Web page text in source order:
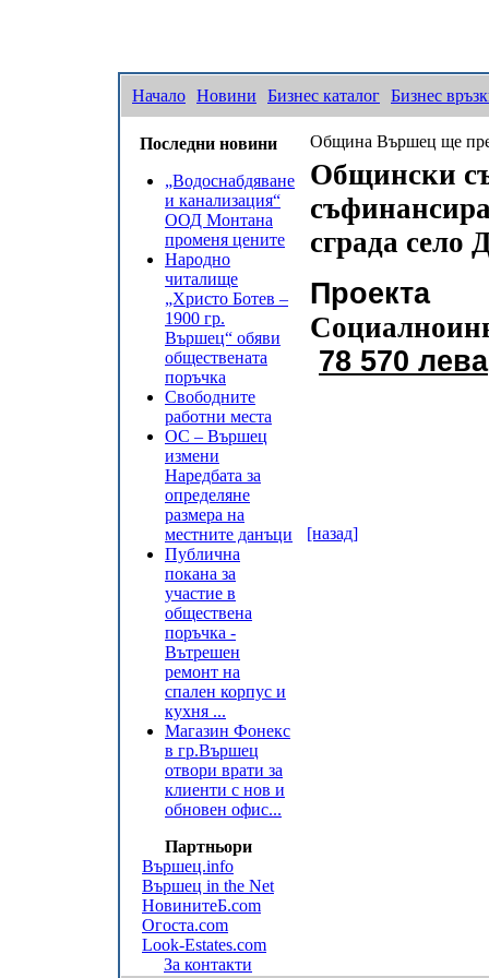
Начало Новини Бизнес каталог Бизнес
Последни новини
„Водоснабдяване
и канализация“
ООД Монтана
променя цените
Народно
читалище
„Христо Ботев –
1900 гр.
Вършец“ обяви
обществената
поръчка
Свободните
работни места
ОС – Вършец
измени
Наредбата за
определяне
размера на
местните данъци
Публична
покана за
участие в
обществена
поръчка -
Вътрешен
ремонт на
спален корпус и
кухня ...
Магазин Фонекс
в гр.Вършец
отвори врати за
клиенти с нов и
обновен офис...
Партньори
Вършец.info
Вършец in the Net
НовинитеБ.com
Огоста.com
Look-Estates.com
За контакти
Община Вършец ще
Общински
сграда село
78 570 лева
[назад]